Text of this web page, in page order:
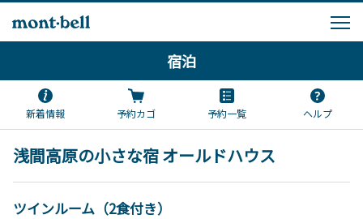
宿泊
新着情報 予約カゴ 予約一覧 ヘルプ
浅間高原の小さな宿 オールドハウス
ツインルーム（2食付き）